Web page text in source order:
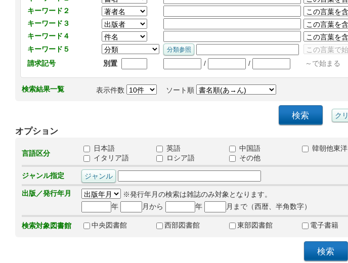
キーワード２
キーワード３
キーワード４
キーワード５
請求記号
別置 / / ～で始まる
検索結果一覧 表示件数 ソート順
オプション
言語区分
日本語 英語 中国語 韓朝他東洋
イタリア語
ロシア語 その他
ジャンル指定
出版／発行年月
※発行年月の検索は雑誌のみ対象となります。
年
月から 年 月まで（西暦、半角数字）
検索対象図書館 中央図書館 西部図書館 東部図書館 電子書籍